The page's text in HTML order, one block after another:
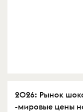
2026: Рынок
-мировые цены